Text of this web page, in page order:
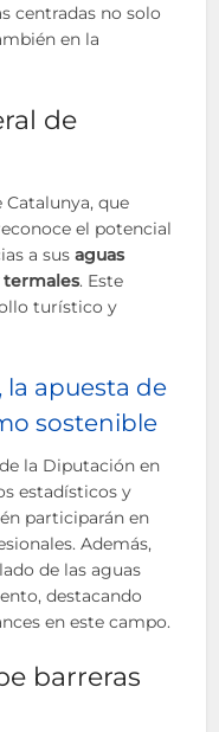
centradas no solo
en la
de
Catalunya, que
el potencial
a susaguas
. Este
turístico y
apuesta de
sostenible
la Diputación en
estadísticos y
participarán en
Además,
de las aguas
destacando
en este campo.
barreras